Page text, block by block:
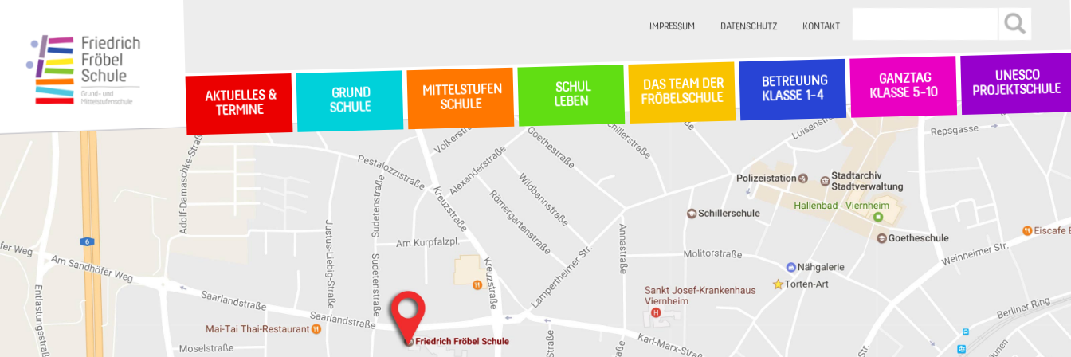
IMPRESSUM DATENSCHUTZ KONTAKT
AKTUELLES &
TERMINE
GRUND
SCHULE
MITTELSTUFEN
SCHULE
SCHUL
LEBEN
DAS TEAM DER
FRÖBELSCHULE
BETREUUNG
KLASSE 1-4
GANZTAG
KLASSE 5-10
UNESCO
PROJEKTSCHULE